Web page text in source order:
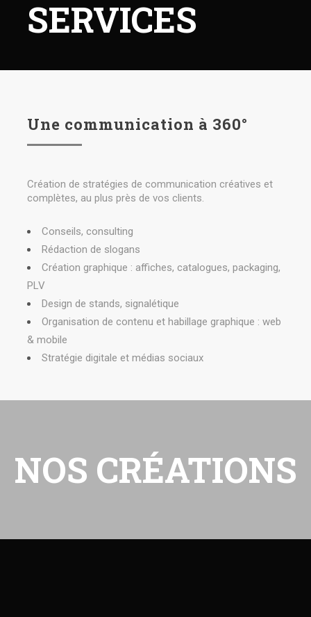
SERVICES
Une communication à 360°
Création de stratégies de communication créatives et
complètes, au plus près de vos clients.
Conseils, consulting
Rédaction de slogans
Création graphique : affiches, catalogues, packaging,
PLV
Design de stands, signalétique
Organisation de contenu et habillage graphique : web
& mobile
Stratégie digitale et médias sociaux
NOS CRÉATIONS